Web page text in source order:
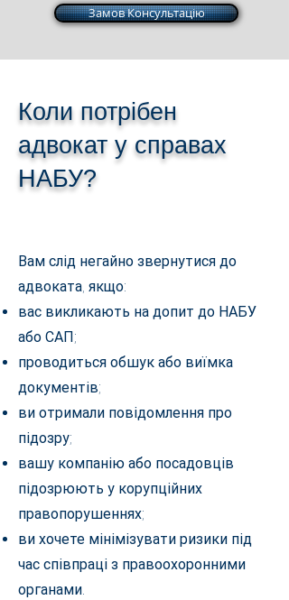
Замов Консультацію
Коли потрібен
адвокат у справах
НАБУ?
Вам слід негайно звернутися до
адвоката, якщо:
вас викликають на допит до НАБУ
або САП;
проводиться обшук або виїмка
документів;
ви отримали повідомлення про
підозру;
вашу компанію або посадовців
підозрюють у корупційних
правопорушеннях;
ви хочете мінімізувати ризики під
час співпраці з правоохоронними
органами.